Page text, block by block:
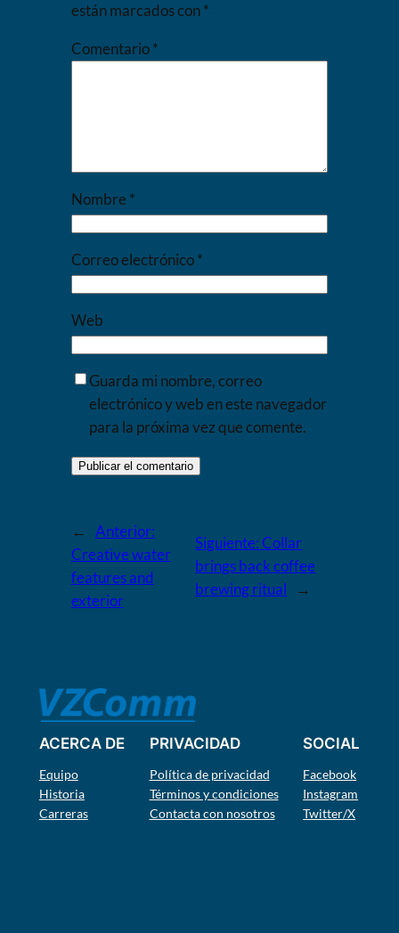
están marcados con*
Comentario*
Nombre *
Correo electrónico*
Web
Guarda mi nombre, correo
electrónico y web en este navegador
para la próxima vez que comente.
←
Anterior:
Creative water
features and
exterior
Siguiente:Collar
brings back coffee
brewing ritual
→
ACERCA DE
Equipo
Historia
Carreras
PRIVACIDAD
Política de privacidad
Términos y condiciones
Contacta con nosotros
SOCIAL
Facebook
Instagram
Twitter/X